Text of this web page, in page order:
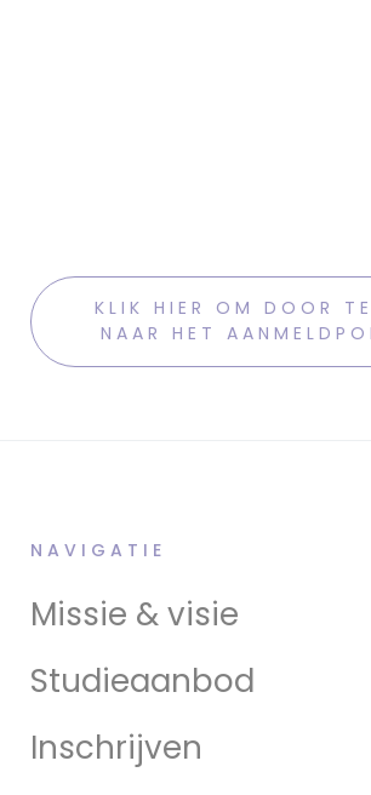
KLIK HIER OM DOOR
NAAR HET
NAVIGATIE
Missie & visie
Studieaanbod
Inschrijven